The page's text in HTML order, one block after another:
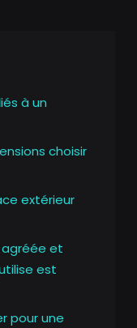
à un
choisir
extérieur
agréée et
est
pour une